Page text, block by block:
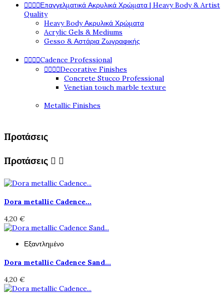
   Επαγγελματικά Ακρυλικά Χρώματα | Heavy Body & Artist
Quality
Heavy Body Ακρυλικά Χρώματα
Acrylic Gels & Mediums
Gesso & Αστάρια Ζωγραφικής
   Cadence Professional
   Decorative Finishes
Concrete Stucco Professional
Venetian touch marble texture
Metallic Finishes
Προτάσεις
Προτάσεις  
Dora metallic Cadence...
4,20 €
Εξαντλημένο
Dora metallic Cadence Sand...
4,20 €